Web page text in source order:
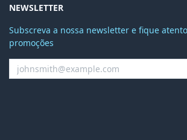
NEWSLETTER
Subscreva a nossa newsletter e fique
promoções